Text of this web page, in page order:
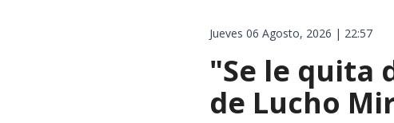
Jueves 06 Agosto, 2026 | 22:57
"Se le quita
de Lucho